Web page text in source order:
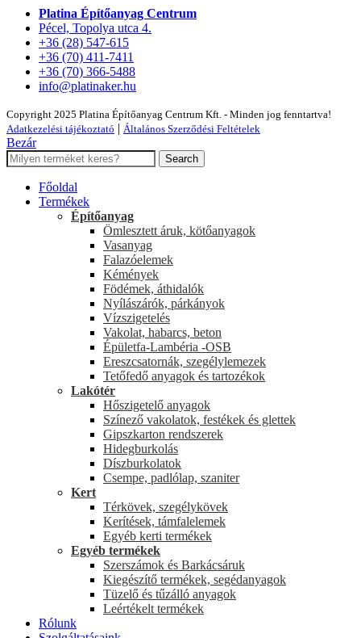
Platina Építőanyag Centrum
Pécel, Topolya utca 4.
+36 (28) 547-615
+36 (70) 411-7411
+36 (70) 366-5488
info@platinaker.hu
Copyright 2025 Platina Építőanyag Centrum Kft. - Minden jog fenntartva!
Adatkezelési tájékoztató | Általános Szerződési Feltételek
Bezár
Search
Főoldal
Termékek
Építőanyag
Ömlesztett áruk, kötőanyagok
Vasanyag
Falazóelemek
Kémények
Födémek, áthidalók
Nyílászárók, párkányok
Vízszigetelés
Vakolat, habarcs, beton
Épületfa-Lambéria -OSB
Ereszcsatornák, szegélylemezek
Tetőfedő anyagok és tartozékok
Lakótér
Hőszigetelő anyagok
Színező vakolatok, festékek és glettek
Gipszkarton rendszerek
Hidegburkolás
Díszburkolatok
Csempe, padlólap, szaniter
Kert
Térkövek, szegélykövek
Kerítések, támfalelemek
Egyéb kerti termékek
Egyéb termékek
Szerszámok és Barkácsáruk
Kiegészítő termékek, segédanyagok
Tüzelő és tűzálló anyagok
Leértékelt termékek
Rólunk